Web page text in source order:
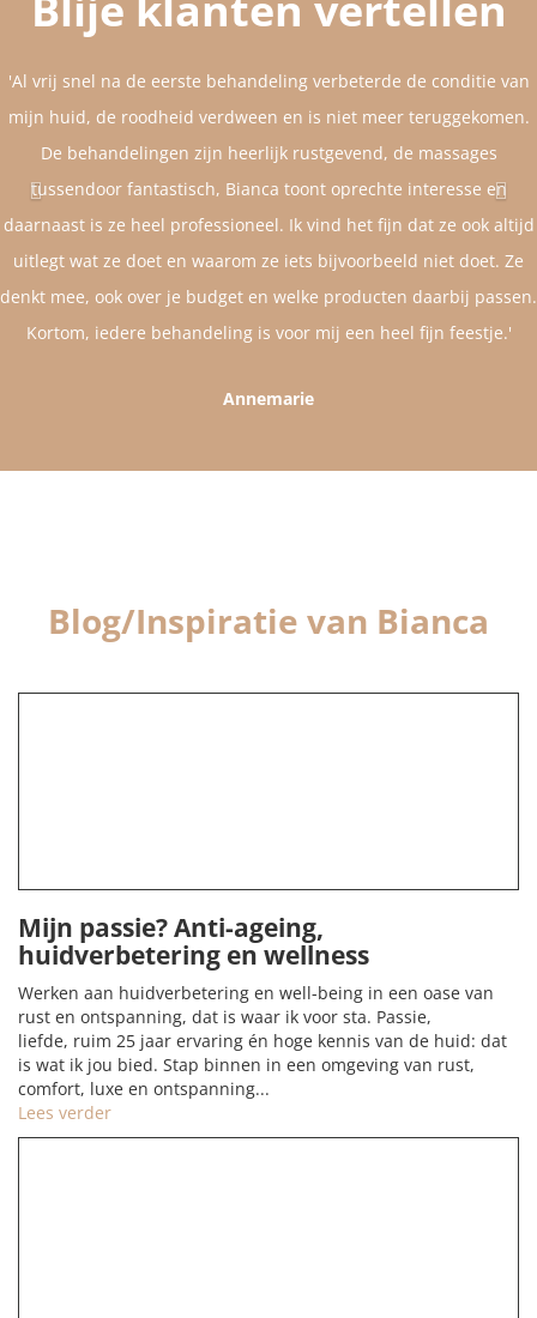
'Al vrij snel na de eerste behandeling verbeterde de conditie van
mijn huid, de roodheid verdween en is niet meer teruggekomen.
De behandelingen zijn heerlijk rustgevend, de massages
tussendoor fantastisch, Bianca toont oprechte interesse en
daarnaast is ze heel professioneel. Ik vind het fijn dat ze ook altijd
uitlegt wat ze doet en waarom ze iets bijvoorbeeld niet doet. Ze
denkt mee, ook over je budget en welke producten daarbij passen.
Kortom, iedere behandeling is voor mij een heel fijn feestje.'
Annemarie
i
s
Blog/Inspiratie van Bianca
Mijn passie? Anti-ageing,
huidverbetering en wellness
Werken aan huidverbetering en well-being in een oase van
rust en ontspanning, dat is waar ik voor sta. Passie,
liefde, ruim 25 jaar ervaring én hoge kennis van de huid: dat
is wat ik jou bied. Stap binnen in een omgeving van rust,
comfort, luxe en ontspanning...
Lees verder